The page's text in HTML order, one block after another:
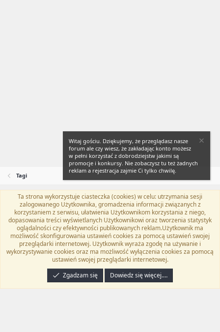
Tagi
Flat Awesome + (Parent DO NOT EDIT)
Polski (PL)
Kontakt
Regulamin Polityka prywatności Pomoc
TwitterKontakt
RSS
Community platform by XenForo® © 2010-2024 XenForo Ltd.
programyzadarmo.net.pl . | Xenforo Add-ons
Email Check by MPM.PM
Witaj gościu. Dziękujemy, że przeglądasz nasze
forum ale czy wiesz, że zakładając konto możesz
w pełni korzystać z dobrodziejstw jakimi są
promocje i konkursy. Nie zobaczysz tu też żadnych
reklam a rejestracja zajmie Ci tylko chwilę.
Ta strona wykorzystuje ciasteczka (cookies) w celu: utrzymania sesji
zalogowanego Użytkownika, gromadzenia informacji związanych z
korzystaniem z serwisu, ułatwienia Użytkownikom korzystania z niego,
dopasowania treści wyświetlanych Użytkownikowi oraz tworzenia statystyk
oglądalności czy efektywności publikowanych reklam.Użytkownik ma
możliwość skonfigurowania ustawień cookies za pomocą ustawień swojej
przeglądarki internetowej. Użytkownik wyraża zgodę na używanie i
wykorzystywanie cookies oraz ma możliwość wyłączenia cookies za pomocą
ustawień swojej przeglądarki internetowej.
Zgadzam się
Dowiedz się więcej.…